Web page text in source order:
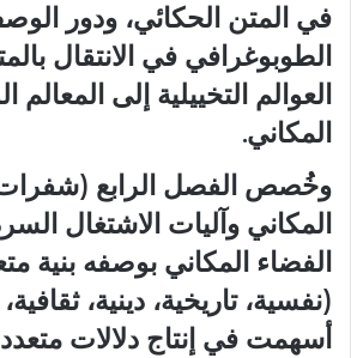
في المتن الحكائي، ودور
الطوبوغرافي في الانتقال
العوالم التخييلية إلى المعالم
المكاني.
وخُصص الفصل الرابع
المكاني وآليات الاشتغال
الفضاء المكاني بوصفه بنية
(نفسية، تاريخية، دينية،
أسهمت في إنتاج دلالات